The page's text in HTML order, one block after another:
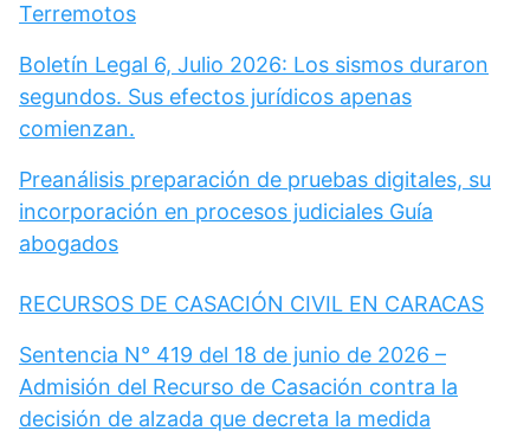
Terremotos
Boletín Legal 6, Julio 2026: Los sismos duraron
segundos. Sus efectos jurídicos apenas
comienzan.
Preanálisis preparación de pruebas digitales, su
incorporación en procesos judiciales Guía
abogados
RECURSOS DE CASACIÓN CIVIL EN CARACAS
Sentencia N° 419 del 18 de junio de 2026 –
Admisión del Recurso de Casación contra la
decisión de alzada que decreta la medida